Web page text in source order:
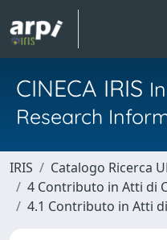
CINECA IRIS
Research
IRIS
Catalogo Ricerca
4 Contributo in Atti di
4.1 Contributo in Atti